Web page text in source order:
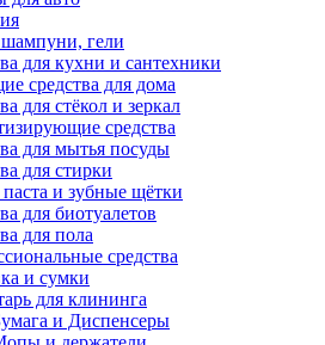
гели
для кухни и сантехники
средства для дома
для стёкол и зеркал
средства
для мытья посуды
для стирки
паста и зубные щётки
для биотуалетов
для пола
средства
и сумки
для клининга
и Диспенсеры